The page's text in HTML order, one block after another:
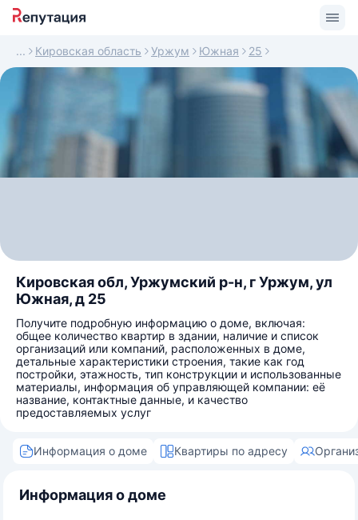
Кировская область Уржум Южная 25
Кировская обл, Уржумский р-н, г Уржум, ул
Южная, д 25
Получите подробную информацию о доме, включая:
общее количество квартир в здании, наличие и список
организаций или компаний, расположенных в доме,
детальные характеристики строения, такие как год
постройки, этажность, тип конструкции и использованные
материалы, информация об управляющей компании: её
название, контактные данные, и качество
предоставляемых услуг
Информация о доме Квартиры по адресу
Информация о доме